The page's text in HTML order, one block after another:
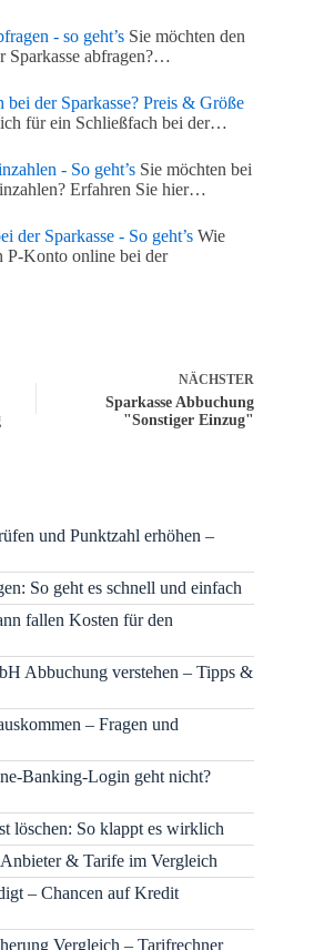
- so geht’s Sie möchten den
Sparkasse abfragen?…
bei der Sparkasse? Preis & Größe
für ein Schließfach bei der…
- So geht’s Sie möchten bei
Erfahren Sie hier…
der Sparkasse - So geht’s Wie
P-Konto online bei der
NÄCHSTER
Sparkasse Abbuchung
"Sonstiger Einzug"
und Punktzahl erhöhen –
So geht es schnell und einfach
fallen Kosten für den
Abbuchung verstehen – Tipps &
– Fragen und
Banking-Login geht nicht?
löschen: So klappt es wirklich
& Tarife im Vergleich
– Chancen auf Kredit
Vergleich – Tarifrechner